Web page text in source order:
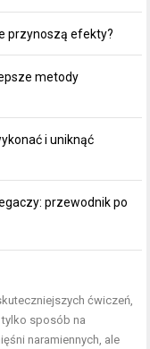
przynoszą efekty?
metody
i uniknąć
przewodnik po
ćwiczeń,
tylko sposób na
naramiennych, ale